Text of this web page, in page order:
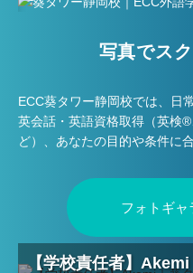
写真でス
ECC葵タワー静岡校では、日
英会話・英語資格取得（英検
ど）、あなたの目的や条件に
フォトギャ
【学校責任者】Akemi